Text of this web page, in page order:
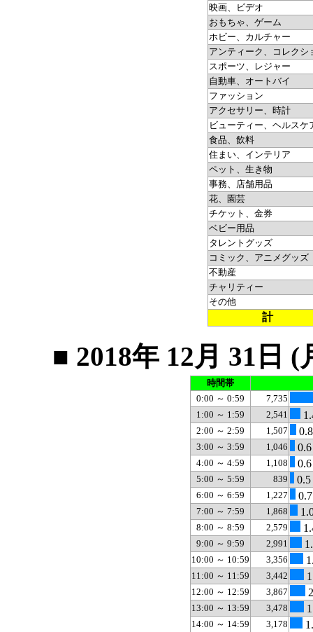
映画、ビデオ
おもちゃ、ゲーム
ホビー、カルチャー
アンティーク、コレクシ
スポーツ、レジャー
自動車、オートバイ
ファッション
アクセサリー、時計
ビューティー、ヘルスケ
食品、飲料
住まい、インテリア
ペット、生き物
事務、店舗用品
花、園芸
チケット、金券
ベビー用品
タレントグッズ
コミック、アニメグッズ
不動産
チャリティー
その他
計
■ 2018年 12月 31日
時間帯
0:00 ～ 0:59
7,735
1:00 ～ 1:59
2,541
2:00 ～ 2:59 1,507
3:00 ～ 3:59 1,046
4:00 ～ 4:59 1,108
5:00 ～ 5:59 839 0.5
6:00 ～ 6:59 1,227
7:00 ～ 7:59 1,868
8:00 ～ 8:59 2,579
9:00 ～ 9:59 2,991
10:00 ～ 10:59 3,356
11:00 ～ 11:59 3,442
12:00 ～ 12:59 3,867
13:00 ～ 13:59 3,478
14:00 ～ 14:59 3,178